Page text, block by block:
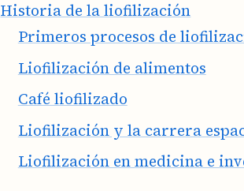
Historia de la liofilización
Primeros procesos de
Liofilización de alimentos
Café liofilizado
Liofilización y la carrera
Liofilización en medicina e